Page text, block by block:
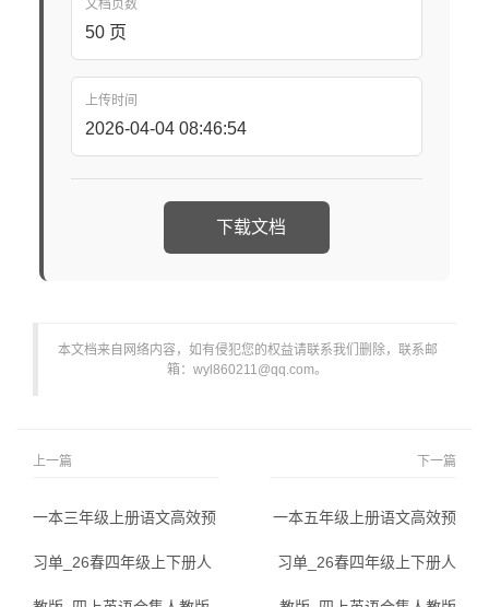
文档页数
50 页
上传时间
2026-04-04 08:46:54
下载文档
本文档来自网络内容，如有侵犯您的权益请联系我们删除，联系邮
箱：wyl860211@qq.com。
上一篇
一本三年级上册语文高效预
习单_26春四年级上下册人
下一篇
一本五年级上册语文高效预
习单_26春四年级上下册人